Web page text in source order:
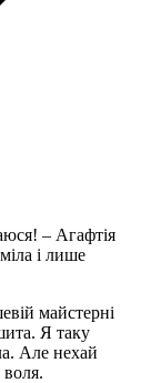
– Агафтія
і лише
майстерні
Я таку
Але нехай